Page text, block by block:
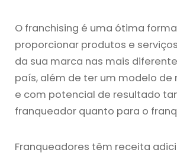
O franchising é uma ótima
proporcionar produtos e
da sua marca nas mais
país, além de ter um modelo de
e com potencial de resultado
franqueador quanto para o
Franqueadores têm receita